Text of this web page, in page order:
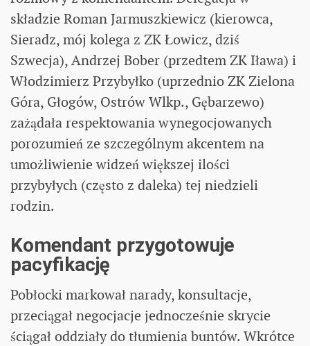
składzie Roman Jarmuszkiewicz (kierowca,
Sieradz, mój kolega z ZK Łowicz, dziś
Szwecja), Andrzej Bober (przedtem ZK Iława) i
Włodzimierz Przybyłko (uprzednio ZK Zielona
Góra, Głogów, Ostrów Wlkp., Gębarzewo)
zażądała respektowania wynegocjowanych
porozumień ze szczególnym akcentem na
umożliwienie widzeń większej ilości
przybyłych (często z daleka) tej niedzieli
rodzin.
Komendant przygotowuje
pacyfikację
Pobłocki markował narady, konsultacje,
przeciągał negocjacje jednocześnie skrycie
ściągał oddziały do tłumienia buntów. Wkrótce